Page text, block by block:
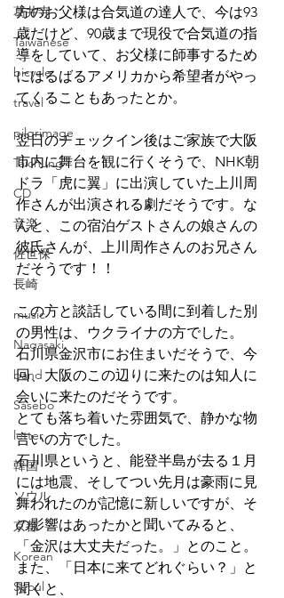
葛井寺
Taiwanese
bicycle
travel
pilgrimage
Taichung
CD
音楽
佐世保
長崎
music
Nagasaki
band
Sasebo
letter
韓国
ソウル
京都
Korean
Seoul
方のお父様は合気道の達人で、今は93
歳だけど、90歳まで現役で合気道の指
導をしていて、お父様に師事するため
にはるばるアメリカから希望者がやっ
てくることもあったとか。
翌日のチェックイン後はご家族で大阪
市内に舞台を観に行くそうで、NHK朝
ドラ「虎に翼」に出演していた上川周
作さんが出演される劇だそうです。な
んと、この宿泊ゲストさんの娘さんの
彼氏さんが、上川周作さんのお兄さん
だそうです！！
この方と談話している間に到着した別
の男性は、ウクライナの方でした。
石川県金沢市にお住まいだそうで、今
回、大阪のこの辺りに来たのは知人に
会いに来たのだそうです。
とても落ち着いた雰囲気で、静かな物
言いの方でした。
石川県というと、能登半島が去る１月
には地震、そしてつい先月は豪雨に見
舞われたのが記憶に新しいですが、そ
の影響はあったかと聞いてみると、
「金沢は大丈夫だった。」とのこと。
また、「日本に来てどれぐらい？」と
聞くと、